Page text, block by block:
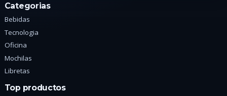
Categorias
Bebidas
Tecnologia
Oficina
Mochilas
Libretas
Top productos